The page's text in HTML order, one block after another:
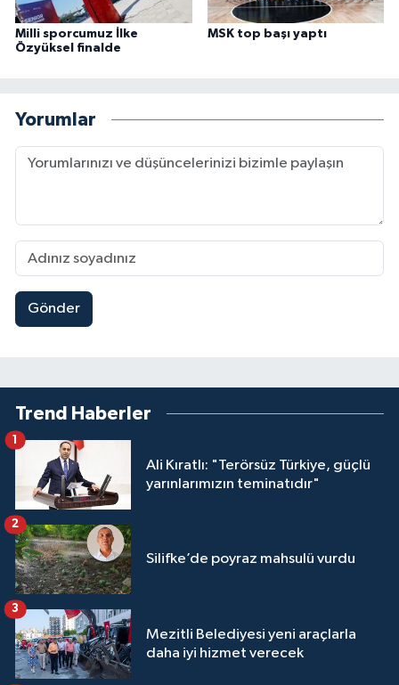
Milli sporcumuz İlke
Özyüksel finalde
MSK top başı yaptı
Yorumlar
Gönder
Trend Haberler
Ali Kıratlı: "Terörsüz Türkiye, güçlü
yarınlarımızın teminatıdır"
1
Silifke’de poyraz mahsulü vurdu
2
Mezitli Belediyesi yeni araçlarla
daha iyi hizmet verecek
3